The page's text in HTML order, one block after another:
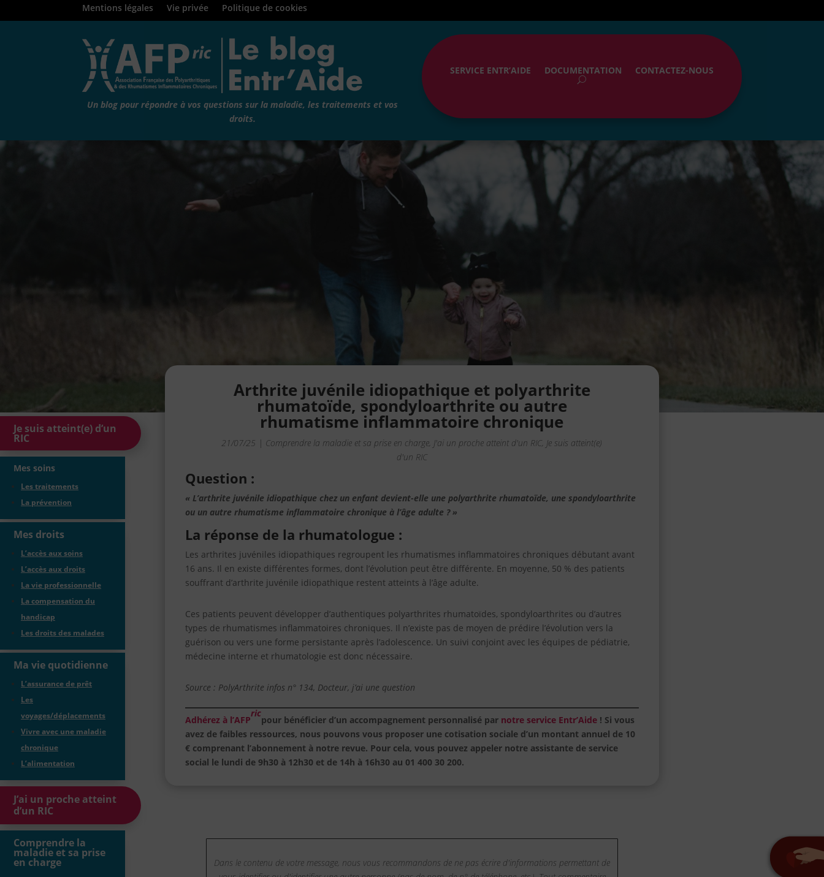
Mentions légales Vie privée Politique de cookies
Un blog pour répondre à vos questions sur la maladie, les traitements et vos
droits.
SERVICE ENTR’AIDE DOCUMENTATION CONTACTEZ-NOUS
Arthrite juvénile idiopathique et polyarthrite
rhumatoïde, spondyloarthrite ou autre
rhumatisme inflammatoire chronique
21/07/25 | Comprendre la maladie et sa prise en charge, J'ai un proche atteint d'un RIC, Je suis atteint(e)
d'un RIC
Question :
« L’arthrite juvénile idiopathique chez un enfant devient-elle une polyarthrite rhumatoïde, une spondyloarthrite
ou un autre rhumatisme inflammatoire chronique à l’âge adulte ? »
La réponse de la rhumatologue :
Les arthrites juvéniles idiopathiques regroupent les rhumatismes inflammatoires chroniques débutant avant
16 ans. Il en existe différentes formes, dont l’évolution peut être différente. En moyenne, 50 % des patients
souffrant d’arthrite juvénile idiopathique restent atteints à l’âge adulte.
Ces patients peuvent développer d’authentiques polyarthrites rhumatoïdes, spondyloarthrites ou d’autres
types de rhumatismes inflammatoires chroniques. Il n’existe pas de moyen de prédire l’évolution vers la
guérison ou vers une forme persistante après l’adolescence. Un suivi conjoint avec les équipes de pédiatrie,
médecine interne et rhumatologie est donc nécessaire.
Source : PolyArthrite infos n° 134, Docteur, j’ai une question
Adhérez à l’AFP
ric
pour bénéficier d’un accompagnement personnalisé par notre service Entr’Aide! Si vous
avez de faibles ressources, nous pouvons vous proposer une cotisation sociale d’un montant annuel de 10
€ comprenant l’abonnement à notre revue. Pour cela, vous pouvez appeler notre assistante de service
social le lundi de 9h30 à 12h30 et de 14h à 16h30 au 01 400 30 200.
Dans le contenu de votre message, nous vous recommandons de ne pas écrire d'informations permettant de
Je suis atteint(e) d’un
RIC
Mes soins
Les traitements
La prévention
Mes droits
L’accès aux soins
L’accès aux droits
La vie professionnelle
La compensation du
handicap
Les droits des malades
Ma vie quotidienne
L’assurance de prêt
Les
voyages/déplacements
Vivre avec une maladie
chronique
L’alimentation
J’ai un proche atteint
d’un RIC
Comprendre la
maladie et sa prise
en charge